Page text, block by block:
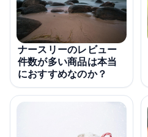
ナースリーのレビュー
件数が多い商品は本当
におすすめなのか？